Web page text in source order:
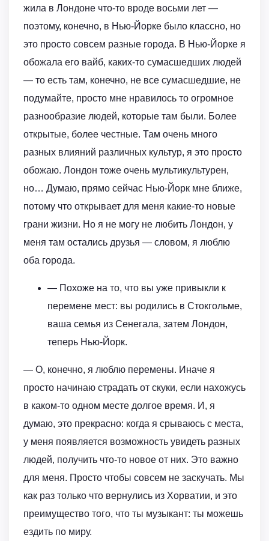
жила в Лондоне что-то вроде восьми лет —
поэтому, конечно, в Нью-Йорке было классно, но
это просто совсем разные города. В Нью-Йорке я
обожала его вайб, каких-то сумасшедших людей
— то есть там, конечно, не все сумасшедшие, не
подумайте, просто мне нравилось то огромное
разнообразие людей, которые там были. Более
открытые, более честные. Там очень много
разных влияний различных культур, я это просто
обожаю. Лондон тоже очень мультикультурен,
но… Думаю, прямо сейчас Нью-Йорк мне ближе,
потому что открывает для меня какие-то новые
грани жизни. Но я не могу не любить Лондон, у
меня там остались друзья — словом, я люблю
оба города.
— Похоже на то, что вы уже привыкли к
перемене мест: вы родились в Стокгольме,
ваша семья из Сенегала, затем Лондон,
теперь Нью-Йорк.
— О, конечно, я люблю перемены. Иначе я
просто начинаю страдать от скуки, если нахожусь
в каком-то одном месте долгое время. И, я
думаю, это прекрасно: когда я срываюсь с места,
у меня появляется возможность увидеть разных
людей, получить что-то новое от них. Это важно
для меня. Просто чтобы совсем не заскучать. Мы
как раз только что вернулись из Хорватии, и это
преимущество того, что ты музыкант: ты можешь
ездить по миру.